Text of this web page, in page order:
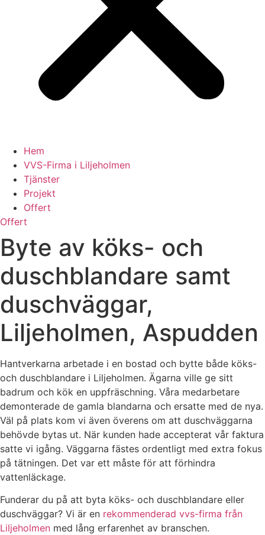
Hem
VVS-Firma i Liljeholmen
Tjänster
Projekt
Offert
Offert
Byte av köks- och
duschblandare samt
duschväggar,
Liljeholmen, Aspudden
Hantverkarna arbetade i en bostad och bytte både köks-
och duschblandare i Liljeholmen. Ägarna ville ge sitt
badrum och kök en uppfräschning. Våra medarbetare
demonterade de gamla blandarna och ersatte med de nya.
Väl på plats kom vi även överens om att duschväggarna
behövde bytas ut. När kunden hade accepterat vår faktura
satte vi igång. Väggarna fästes ordentligt med extra fokus
på tätningen. Det var ett måste för att förhindra
vattenläckage.
Funderar du på att byta köks- och duschblandare eller
duschväggar? Vi är en rekommenderad vvs-firma från
Liljeholmen med lång erfarenhet av branschen.